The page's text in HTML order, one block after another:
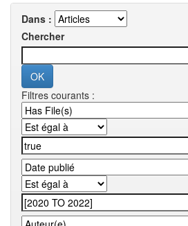
Dans :
Chercher
Filtres courants :